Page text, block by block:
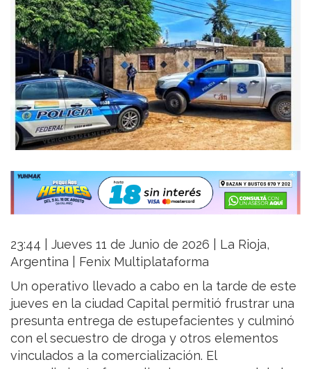
23:44 | Jueves 11 de Junio de 2026 | La Rioja,
Argentina | Fenix Multiplataforma
Un operativo llevado a cabo en la tarde de este
jueves en la ciudad Capital permitió frustrar una
presunta entrega de estupefacientes y culminó
con el secuestro de droga y otros elementos
vinculados a la comercialización. El